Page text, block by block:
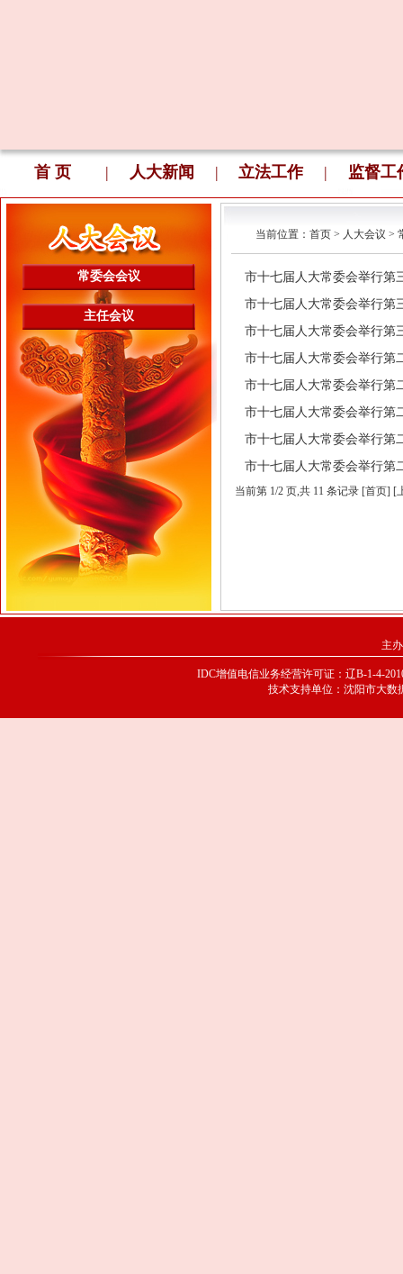
首 页 | 人大新闻 | 立法工作 | 监督工
当前位置： 首页> 人大会议 >
常委会会议
主任会议
市十七届人大常委会举行第
市十七届人大常委会举行第
市十七届人大常委会举行第
市十七届人大常委会举行第
市十七届人大常委会举行第
市十七届人大常委会举行第
市十七届人大常委会举行第
市十七届人大常委会举行第
当前第 1/2 页,共 11 条记录 [首页] [
主
IDC增值电信业务经营许可证：辽B-1-4-
技术支持单位：沈阳市大数